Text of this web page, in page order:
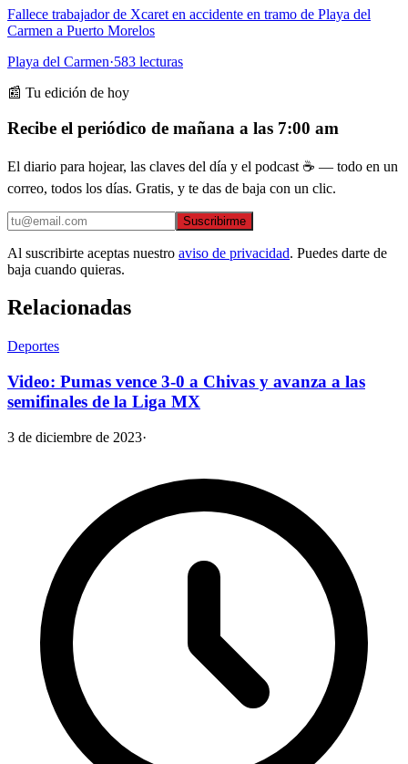
Fallece trabajador de Xcaret en accidente en tramo de Playa del
Carmen a Puerto Morelos
Playa del Carmen·583 lecturas
📰 Tu edición de hoy
Recibe el periódico de mañana a las 7:00 am
El diario para hojear, las claves del día y el podcast ☕ — todo en un
correo, todos los días. Gratis, y te das de baja con un clic.
Suscribirme
Al suscribirte aceptas nuestro aviso de privacidad. Puedes darte de
baja cuando quieras.
Relacionadas
Deportes
Video: Pumas vence 3-0 a Chivas y avanza a las
semifinales de la Liga MX
3 de diciembre de 2023·